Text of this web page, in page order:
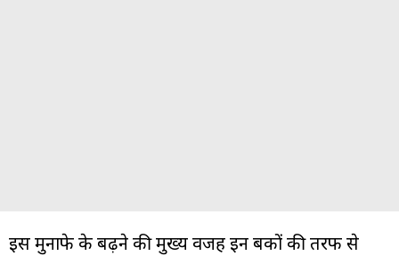
इस मुनाफे के बढ़ने की मुख्य वजह इन बैंकों की तरफ से